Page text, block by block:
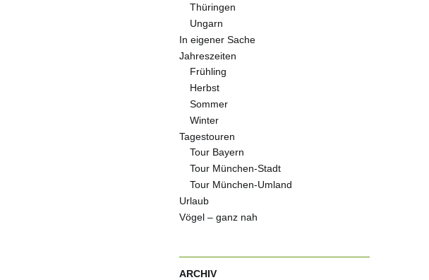
Thüringen
Ungarn
In eigener Sache
Jahreszeiten
Frühling
Herbst
Sommer
Winter
Tagestouren
Tour Bayern
Tour München-Stadt
Tour München-Umland
Urlaub
Vögel – ganz nah
ARCHIV